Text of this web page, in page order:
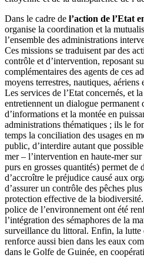
Dans le cadre de l’action de l’Etat
organise la coordination et la
l’ensemble des administrations
Ces missions se traduisent par des
contrôle et d’intervention, reposant
complémentaires des agents de ces
moyens terrestres, nautiques, aériens
Les services de l’Etat concernés, et
entretiennent un dialogue permanent
d’informations et la montée en
administrations thématiques ; ils le
temps la conciliation des usages en
public, d’interdire autant que
mer – l’intervention en haute-mer
purs en grosses quantités) permet de
d’accroître le préjudice causé aux
d’assurer un contrôle des pêches
protection effective de la
police de l’environnement ont été
l’intégration des sémaphores de la
surveillance du littoral. Enfin, la lutte
renforce aussi bien dans les eaux
dans le Golfe de Guinée, en